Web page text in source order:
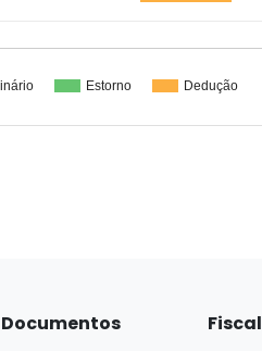
Documentos Fiscal